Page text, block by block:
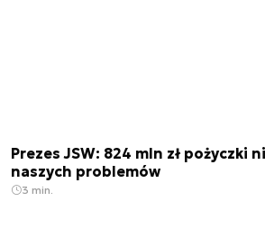
Prezes JSW: 824 mln zł pożyczki
naszych problemów
3 min.